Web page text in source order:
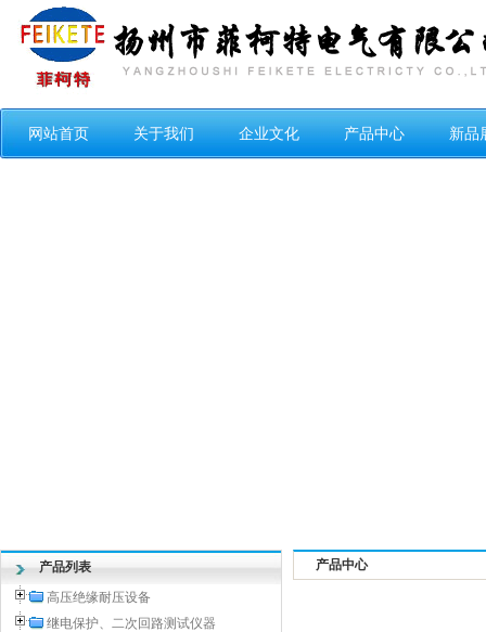
网站首页 关于我们 企业文化 产品中心 新品
产品列表
高压绝缘耐压设备
继电保护、二次回路测试仪器
产品中心